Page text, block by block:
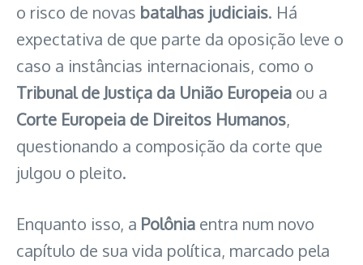
o risco de novas batalhas judiciais. Há
expectativa de que parte da oposição leve o
caso a instâncias internacionais, como o
Tribunal de Justiça da União Europeia ou a
Corte Europeia de Direitos Humanos,
questionando a composição da corte que
julgou o pleito.
Enquanto isso, a Polônia entra num novo
capítulo de sua vida política, marcado pela